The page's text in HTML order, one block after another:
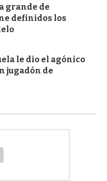
grande de
definidos los
le dio el agónico
jugadón de